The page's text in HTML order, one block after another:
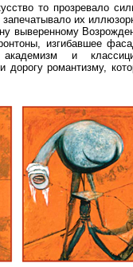
то прозревало
их
выверенному
изгибавшее
и
дорогу романтизму,